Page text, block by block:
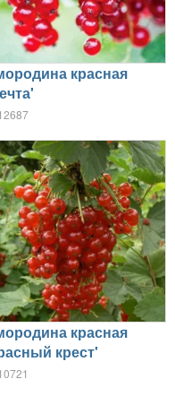
красная
красная
крест'